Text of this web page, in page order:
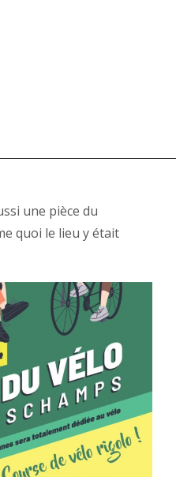
une pièce du
quoi le lieu y était